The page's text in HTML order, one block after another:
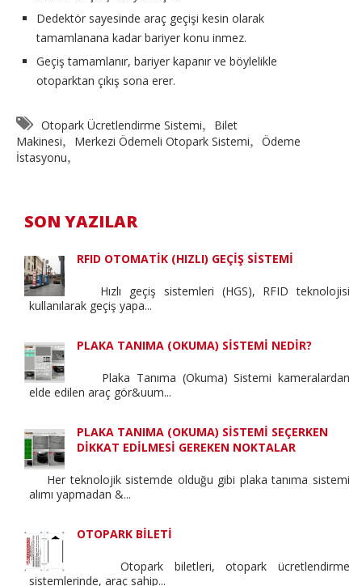
Dedektör sayesinde araç geçişi kesin olarak
tamamlanana kadar bariyer konu inmez.
Geçiş tamamlanır, bariyer kapanır ve böylelikle
otoparktan çıkış sona erer.
Otopark Ücretlendirme Sistemi
Bilet
Makinesi
Merkezi Ödemeli Otopark Sistemi
Ödeme
İstasyonu
SON YAZILAR
RFID OTOMATİK (HIZLI) GEÇİŞ SİSTEMİ
Hızlı geçiş sistemleri (HGS), RFID teknolojisi
kullanılarak geçiş yapa...
PLAKA TANIMA (OKUMA) SİSTEMİ NEDİR?
Plaka Tanıma (Okuma) Sistemi kameralardan
elde edilen araç gör&uum...
PLAKA TANIMA (OKUMA) SİSTEMİ SEÇERKEN
DİKKAT EDİLMESİ GEREKEN NOKTALAR
Her teknolojik sistemde olduğu gibi plaka tanıma sistemi
alımı yapmadan &...
OTOPARK BİLETİ
Otopark biletleri, otopark ücretlendirme
sistemlerinde, araç sahip...